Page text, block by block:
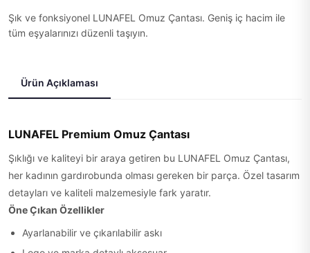
Şık ve fonksiyonel LUNAFEL Omuz Çantası. Geniş iç hacim ile
tüm eşyalarınızı düzenli taşıyın.
Ürün Açıklaması
LUNAFEL Premium Omuz Çantası
Şıklığı ve kaliteyi bir araya getiren bu LUNAFEL Omuz Çantası,
her kadının gardırobunda olması gereken bir parça. Özel tasarım
detayları ve kaliteli malzemesiyle fark yaratır.
Öne Çıkan Özellikler
Ayarlanabilir ve çıkarılabilir askı